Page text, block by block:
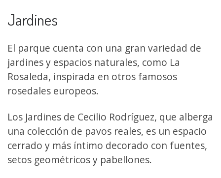
Jardines
El parque cuenta con una gran variedad de
jardines y espacios naturales, como La
Rosaleda, inspirada en otros famosos
rosedales europeos.
Los Jardines de Cecilio Rodríguez, que alberga
una colección de pavos reales, es un espacio
cerrado y más íntimo decorado con fuentes,
setos geométricos y pabellones.